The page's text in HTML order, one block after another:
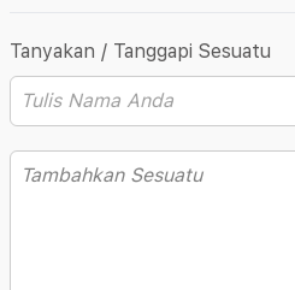
Tanyakan / Tanggapi Sesuatu